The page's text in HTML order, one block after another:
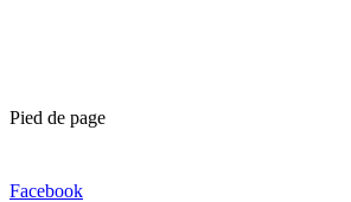
Pied de page
Facebook